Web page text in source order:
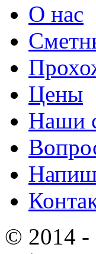
О нас
Цены
Наши
© 2014